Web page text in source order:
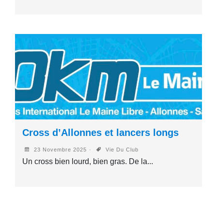
Cross d’Allonnes et lancers longs
23 Novembre 2025 Vie Du Club
Un cross bien lourd, bien gras. De la...